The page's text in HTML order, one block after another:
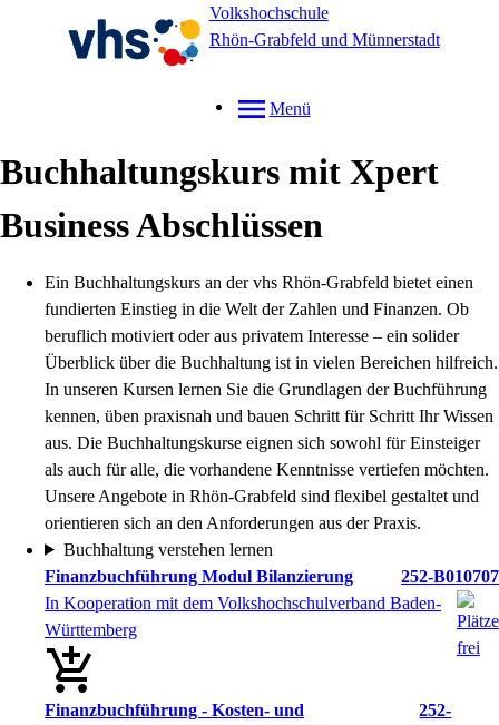
Volkshochschule
Rhön-Grabfeld und Münnerstadt
Menü
Buchhaltungskurs mit Xpert
Business Abschlüssen
Ein Buchhaltungskurs an der vhs Rhön-Grabfeld bietet einen
fundierten Einstieg in die Welt der Zahlen und Finanzen. Ob
beruflich motiviert oder aus privatem Interesse – ein solider
Überblick über die Buchhaltung ist in vielen Bereichen hilfreich.
In unseren Kursen lernen Sie die Grundlagen der Buchführung
kennen, üben praxisnah und bauen Schritt für Schritt Ihr Wissen
aus. Die Buchhaltungskurse eignen sich sowohl für Einsteiger
als auch für alle, die vorhandene Kenntnisse vertiefen möchten.
Unsere Angebote in Rhön-Grabfeld sind flexibel gestaltet und
orientieren sich an den Anforderungen aus der Praxis.
Buchhaltung verstehen lernen
Finanzbuchführung Modul Bilanzierung
252-B010707
In Kooperation mit dem Volkshochschulverband Baden-
Württemberg
Finanzbuchführung - Kosten- und
252-